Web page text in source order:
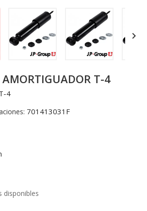

T-4
4
701413031F
disponibles